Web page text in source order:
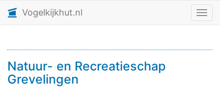
Vogelkijkhut.nl
Natuur- en Recreatieschap
Grevelingen